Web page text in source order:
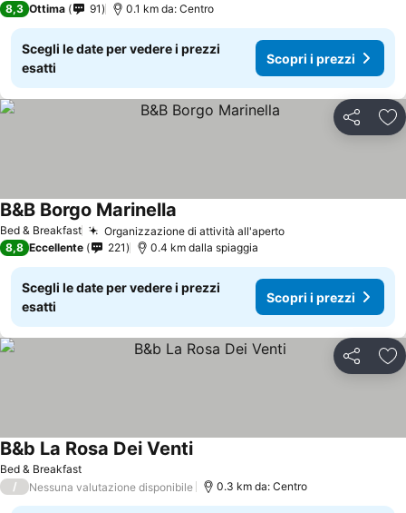
8,3 Ottima 91 0.1 km da: Centro
Scegli le date per vedere i prezzi
esatti
Scopri i prezzi
Condividi
Bed & Breakfast Organizzazione di attività all'apertoScopri i prezzi
B&B Borgo Marinella
8,8 Eccellente 221 0.4 km dalla spiaggia
Scegli le date per vedere i prezzi
esatti
Scopri i prezzi
Condividi
Bed & Breakfast
B&b La Rosa Dei VentiScopri i prezzi
/ Nessuna valutazione disponibile 0.3 km da: Centro